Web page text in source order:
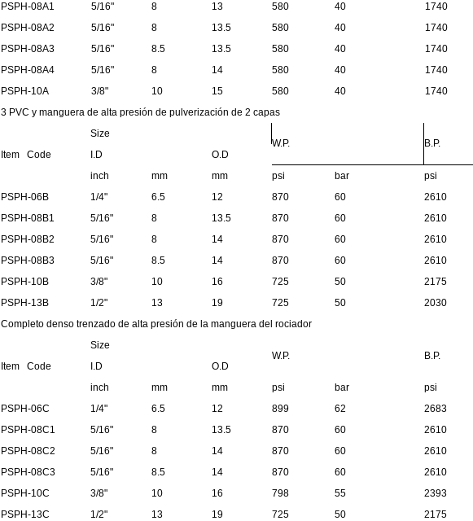
PSPH-08A1
5/16" 8 13 580 40 1740
PSPH-08A2
5/16" 8 13.5 580 40 1740
PSPH-08A3
5/16" 8.5 13.5 580 40 1740
PSPH-08A4
5/16" 8 14 580 40 1740
PSPH-10A
3/8" 10 15 580 40 1740
3 PVC y manguera de alta presión de pulverización de 2 capas
Item Code
Size
W.P.
B.P.
I.D
O.D
inch
mm mm psi bar psi
PSPH-06B
1/4" 6.5 12 870 60 2610
PSPH-08B1
5/16" 8 13.5 870 60 2610
PSPH-08B2
5/16" 8 14 870 60 2610
PSPH-08B3
5/16" 8.5 14 870 60 2610
PSPH-10B
3/8" 10 16 725 50 2175
PSPH-13B
1/2" 13 19 725 50 2030
Completo denso trenzado de alta presión de la manguera del rociador
Item Code
Size
W.P.
B.P.
I.D
O.D
inch
mm mm psi bar psi
PSPH-06C
1/4" 6.5 12 899 62 2683
PSPH-08C1
5/16" 8 13.5 870 60 2610
PSPH-08C2
5/16" 8 14 870 60 2610
PSPH-08C3
5/16" 8.5 14 870 60 2610
PSPH-10C
3/8" 10 16 798 55 2393
PSPH-13C
1/2" 13 19 725 50 2175